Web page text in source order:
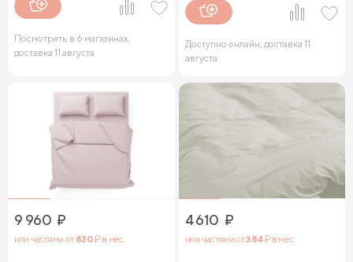
Посмотреть в 6 магазинах,
доставка 11 августа
Доступно онлайн, доставка 11
августа
9 960 ₽
или частями от 830₽ в мес.
4 610 ₽
или частями от384₽ в мес.